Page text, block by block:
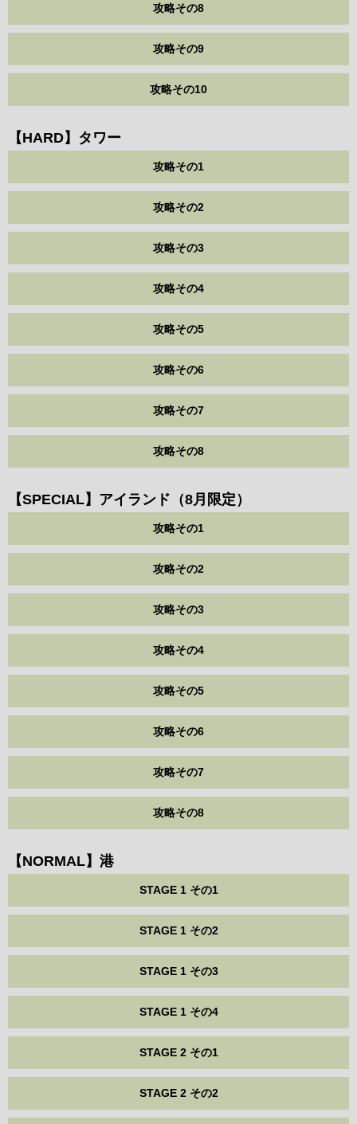
攻略その8
攻略その9
攻略その10
【HARD】タワー
攻略その1
攻略その2
攻略その3
攻略その4
攻略その5
攻略その6
攻略その7
攻略その8
【SPECIAL】アイランド（8月限定）
攻略その1
攻略その2
攻略その3
攻略その4
攻略その5
攻略その6
攻略その7
攻略その8
【NORMAL】港
STAGE 1 その1
STAGE 1 その2
STAGE 1 その3
STAGE 1 その4
STAGE 2 その1
STAGE 2 その2